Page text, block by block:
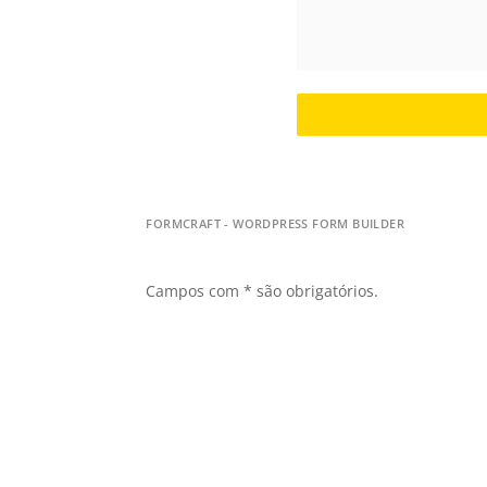
FORMCRAFT - WORDPRESS FORM BUILDER
Campos com * são obrigatórios.